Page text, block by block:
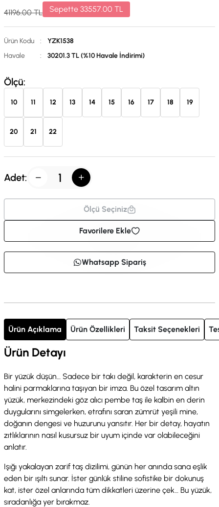
41196.00TL Sepette 33557.00 TL
Ürün Kodu :
YZK1538
Havale
: 30201.3 TL (%10 Havale İndirimi)
Ölçü:
10 11 12 13 14 15 16 17 18 19
20 21 22
Adet:
Ölçü Seçiniz
Favorilere Ekle
Whatsapp Sipariş
Ürün Açıklama Ürün Özellikleri Taksit Seçenekleri
Ürün Detayı
Bir yüzük düşün… Sadece bir takı değil, karakterin en cesur
halini parmaklarına taşıyan bir imza. Bu özel tasarım altın
yüzük, merkezindeki göz alıcı pembe taş ile kalbin en derin
duygularını simgelerken, etrafını saran zümrüt yeşili mine,
doğanın dengesi ve huzurunu yansıtır. Her bir detay, hayatın
zıtlıklarının nasıl kusursuz bir uyum içinde var olabileceğini
anlatır.
Işığı yakalayan zarif taş dizilimi, günün her anında sana eşlik
eden bir ışıltı sunar. İster günlük stiline sofistike bir dokunuş
kat, ister özel anlarında tüm dikkatleri üzerine çek… Bu yüzük,
sıradanlığa yer bırakmaz.